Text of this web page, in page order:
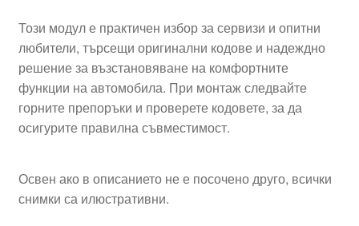
Този модул е практичен избор за сервизи и опитни
любители, търсещи оригинални кодове и надеждно
решение за възстановяване на комфортните
функции на автомобила. При монтаж следвайте
горните препоръки и проверете кодовете, за да
осигурите правилна съвместимост.
Освен ако в описанието не е посочено друго, всички
снимки са илюстративни.